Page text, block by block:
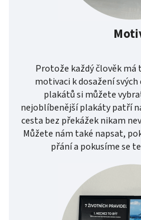
Protože každý člověk má
motivaci k dosažení
plakátů si můžete
nejoblíbenější plakáty patří
cesta bez překážek nikam
Můžete nám také napsat,
přání a pokusíme se